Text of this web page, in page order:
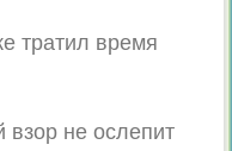
тратил время
не ослепит